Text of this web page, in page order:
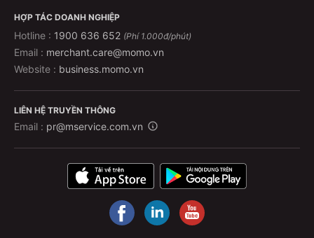
HỢP TÁC DOANH NGHIỆP
Hotline : 1900 636 652 (Phí 1.000đ/phút)
Email : merchant.care@momo.vn
Website : business.momo.vn
LIÊN HỆ TRUYỀN THÔNG
Email : pr@mservice.com.vn